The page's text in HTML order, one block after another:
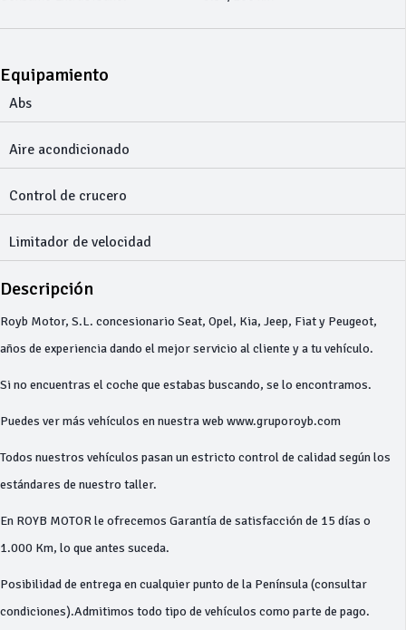
Equipamiento
Abs
Aire acondicionado
Control de crucero
Limitador de velocidad
Descripción
Royb Motor, S.L. concesionario Seat, Opel, Kia, Jeep, Fiat y Peugeot,
años de experiencia dando el mejor servicio al cliente y a tu vehículo.
Si no encuentras el coche que estabas buscando, se lo encontramos.
Puedes ver más vehículos en nuestra web www.gruporoyb.com
Todos nuestros vehículos pasan un estricto control de calidad según los
estándares de nuestro taller.
En ROYB MOTOR le ofrecemos Garantía de satisfacción de 15 días o
1.000 Km, lo que antes suceda.
Posibilidad de entrega en cualquier punto de la Península (consultar
condiciones).Admitimos todo tipo de vehículos como parte de pago.